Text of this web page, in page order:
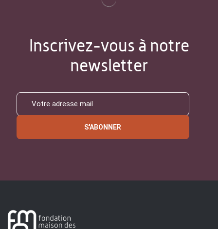
Inscrivez-vous à notre
newsletter
S'ABONNER